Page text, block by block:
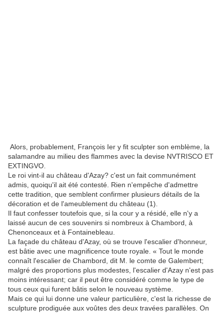
Alors, probablement, François Ier y fit sculpter son emblème, la
salamandre au milieu des flammes avec la devise NVTRISCO ET
EXTINGVO.
Le roi vint-il au château d'Azay? c'est un fait communément
admis, quoiqu'il ait été contesté. Rien n'empêche d'admettre
cette tradition, que semblent confirmer plusieurs détails de la
décoration et de l'ameublement du château (1).
Il faut confesser toutefois que, si la cour y a résidé, elle n'y a
laissé aucun de ces souvenirs si nombreux à Chambord, à
Chenonceaux et à Fontainebleau.
La façade du château d'Azay, où se trouve l'escalier d'honneur,
est bâtie avec une magnificence toute royale. « Tout le monde
connaît l'escalier de Chambord, dit M. le comte de Galembert;
malgré des proportions plus modestes, l'escalier d'Azay n'est pas
moins intéressant; car il peut être considéré comme le type de
tous ceux qui furent bâtis selon le nouveau système.
Mais ce qui lui donne une valeur particulière, c'est la richesse de
sculpture prodiguée aux voûtes des deux travées parallèles. On